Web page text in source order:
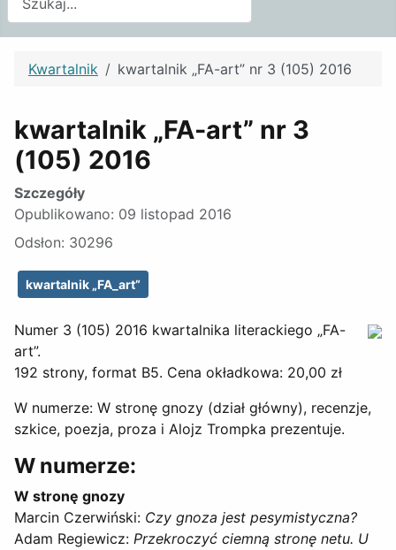
Kwartalnik kwartalnik „FA-art” nr 3 (105) 2016
kwartalnik „FA-art” nr 3
(105) 2016
Szczegóły
Opublikowano: 09 listopad 2016
Odsłon: 30296
kwartalnik „FA_art”
Numer 3 (105) 2016 kwartalnika literackiego „FA-
art”.
192 strony, format B5. Cena okładkowa: 20,00 zł
W numerze: W stronę gnozy (dział główny), recenzje,
szkice, poezja, proza i Alojz Trompka prezentuje.
W numerze:
W stronę gnozy
Marcin Czerwiński: Czy gnoza jest pesymistyczna?
Adam Regiewicz: Przekroczyć ciemną stronę netu. U